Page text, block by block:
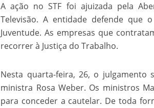
FILME: Como um Monjolo
A ação no STF foi ajuizada pela
Televisão. A entidade defende que
Juventude. As empresas que
recorrer à Justiça do Trabalho.
Nesta quarta-feira, 26, o julgamento
ministra Rosa Weber. Os ministros
para conceder a cautelar. De toda